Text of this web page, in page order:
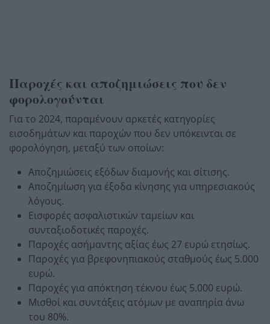
Παροχές και αποζημιώσεις που δεν
φορολογούνται
Για το 2024, παραμένουν αρκετές κατηγορίες
εισοδημάτων και παροχών που δεν υπόκεινται σε
φορολόγηση, μεταξύ των οποίων:
Αποζημιώσεις εξόδων διαμονής και σίτισης.
Αποζημίωση για έξοδα κίνησης για υπηρεσιακούς
λόγους.
Εισφορές ασφαλιστικών ταμείων και
συνταξιοδοτικές παροχές.
Παροχές ασήμαντης αξίας έως 27 ευρώ ετησίως.
Παροχές για βρεφονηπιακούς σταθμούς έως 5.000
ευρώ.
Παροχές για απόκτηση τέκνου έως 5.000 ευρώ.
Μισθοί και συντάξεις ατόμων με αναπηρία άνω
του 80%.